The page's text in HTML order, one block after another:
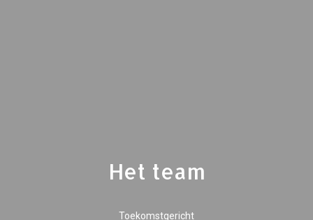
Het team
Toekomstgericht